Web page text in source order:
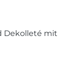
Dekolleté mit